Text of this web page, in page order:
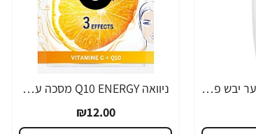
מרכך שמן קוקוס לשיער יבש פגום או צבוע ממריץ לחות 400 מ"ל - Palmer's
ניוואה Q10 ENERGY מסכה עם בוסט של ויטמין C למראה עור רענן וזוהר יחידה אחת - מבית NIVEA
₪12.00